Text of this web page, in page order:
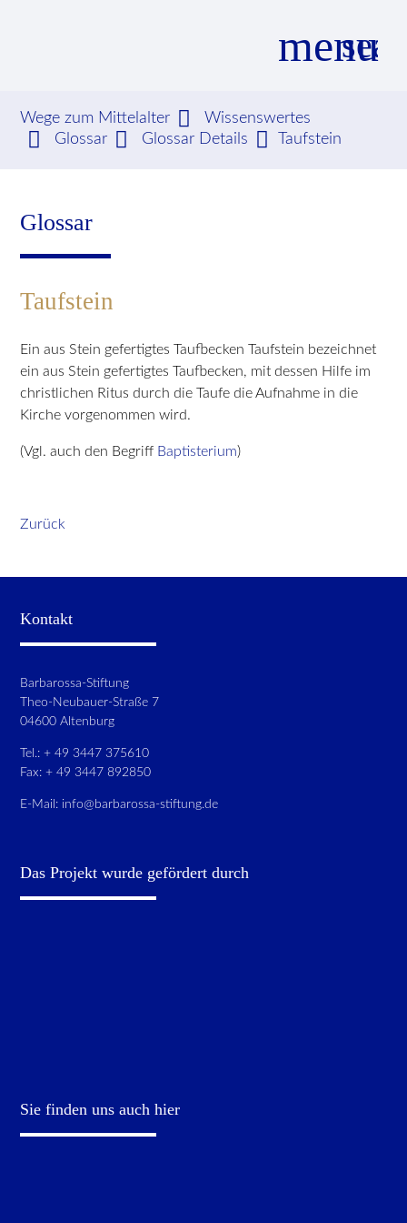
menu
Suchbegriffe SUCHEN
Wege zum Mittelalter
Wissenswertes
Glossar
Glossar Details Taufstein
Glossar
Taufstein
Ein aus Stein gefertigtes Taufbecken Taufstein bezeichnet
ein aus Stein gefertigtes Taufbecken, mit dessen Hilfe im
christlichen Ritus durch die Taufe die Aufnahme in die
Kirche vorgenommen wird.
(Vgl. auch den Begriff Baptisterium)
Zurück
Kontakt
Barbarossa-Stiftung
Theo-Neubauer-Straße 7
04600 Altenburg
Tel.: + 49 3447 375610
Fax: + 49 3447 892850
E-Mail: info@barbarossa-stiftung.de
Das Projekt wurde gefördert durch
Sie finden uns auch hier